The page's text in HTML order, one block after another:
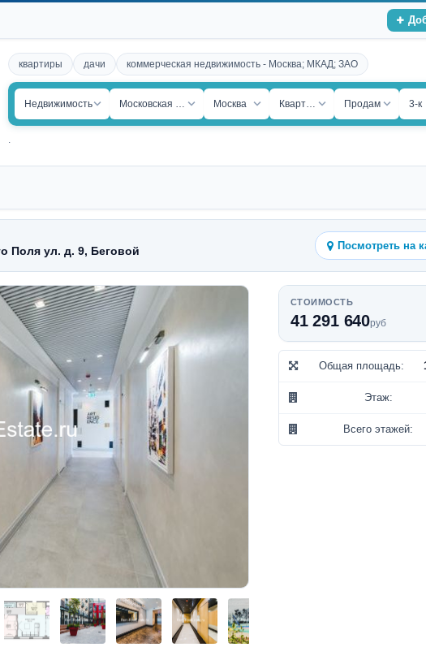
квартиры дачи коммерческая недвижимость - Москва; МКАД; ЗАО
Недвижимость Московская обл. Москва Квартира Продам 3-к
.
Поля ул. д. 9, Беговой Посмотреть на
СТОИМОСТЬ
41 291 640руб
Общая площадь:
Этаж:
Всего этажей: